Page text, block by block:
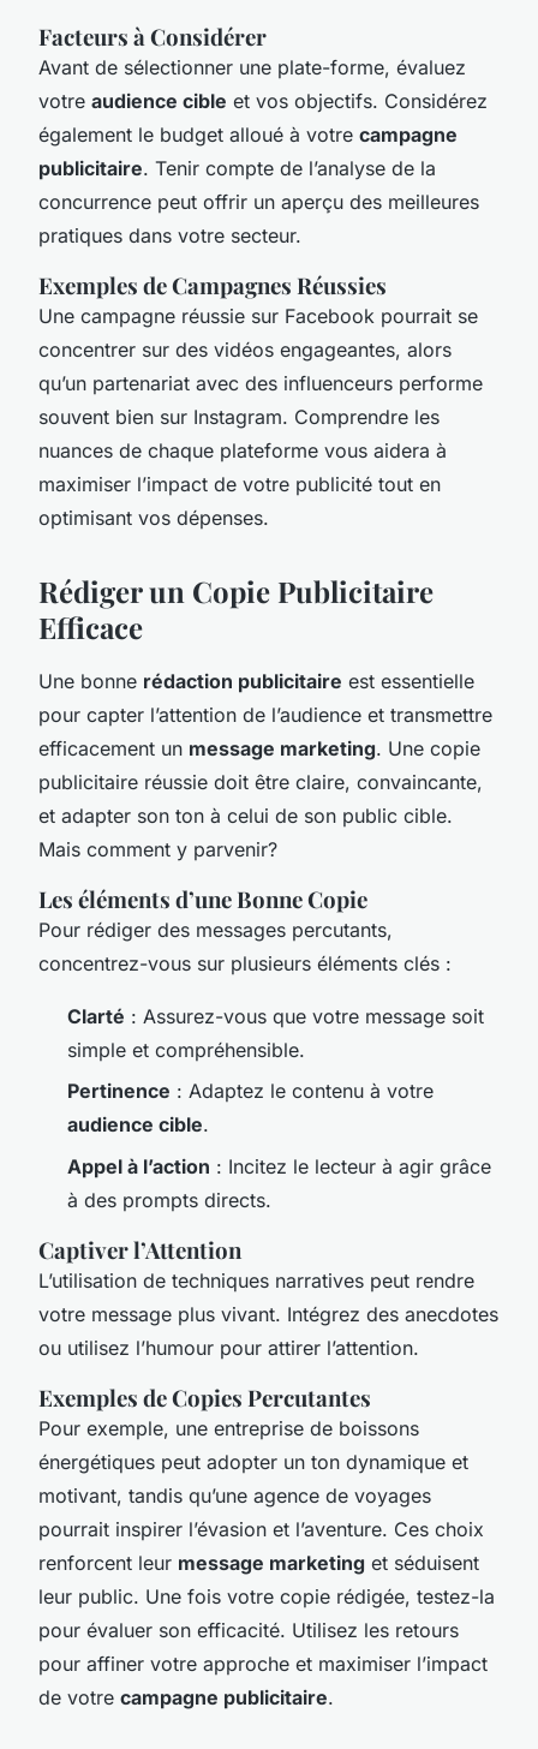
Facteurs à Considérer
Avant de sélectionner une plate-forme, évaluez
votre audience cible et vos objectifs. Considérez
également le budget alloué à votre campagne
publicitaire. Tenir compte de l’analyse de la
concurrence peut offrir un aperçu des meilleures
pratiques dans votre secteur.
Exemples de Campagnes Réussies
Une campagne réussie sur Facebook pourrait se
concentrer sur des vidéos engageantes, alors
qu’un partenariat avec des influenceurs performe
souvent bien sur Instagram. Comprendre les
nuances de chaque plateforme vous aidera à
maximiser l’impact de votre publicité tout en
optimisant vos dépenses.
Rédiger un Copie Publicitaire
Efficace
Une bonne rédaction publicitaire est essentielle
pour capter l’attention de l’audience et transmettre
efficacement un message marketing. Une copie
publicitaire réussie doit être claire, convaincante,
et adapter son ton à celui de son public cible.
Mais comment y parvenir?
Les éléments d’une Bonne Copie
Pour rédiger des messages percutants,
concentrez-vous sur plusieurs éléments clés :
Clarté : Assurez-vous que votre message soit
simple et compréhensible.
Pertinence : Adaptez le contenu à votre
audience cible.
Appel à l’action : Incitez le lecteur à agir grâce
à des prompts directs.
Captiver l’Attention
L’utilisation de techniques narratives peut rendre
votre message plus vivant. Intégrez des anecdotes
ou utilisez l’humour pour attirer l’attention.
Exemples de Copies Percutantes
Pour exemple, une entreprise de boissons
énergétiques peut adopter un ton dynamique et
motivant, tandis qu’une agence de voyages
pourrait inspirer l’évasion et l’aventure. Ces choix
renforcent leur message marketing et séduisent
leur public. Une fois votre copie rédigée, testez-la
pour évaluer son efficacité. Utilisez les retours
pour affiner votre approche et maximiser l’impact
de votre campagne publicitaire.